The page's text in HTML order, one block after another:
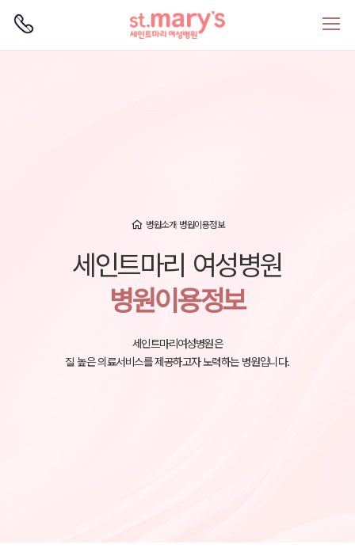
병원소개 병원이용정보
세인트마리 여성병원
병원이용정보
세인트마리여성병원은
질 높은 의료서비스를 제공하고자 노력하는 병원입니다.